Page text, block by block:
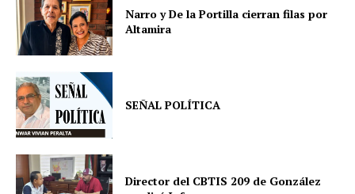
Narro y De la Portilla cierran filas por
Altamira
SEÑAL POLÍTICA
Director del CBTIS 209 de González